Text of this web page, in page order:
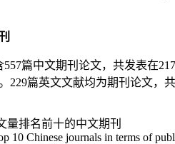
557篇中文期刊论文，共发表在
229篇英文文献均为期刊论文，
量排名前十的中文期刊
10 Chinese journals in terms of